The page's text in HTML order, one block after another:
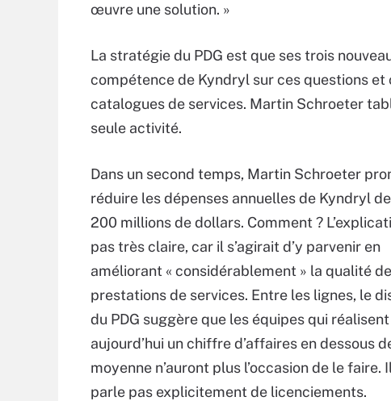
œuvre une solution. »
La stratégie du PDG est que ses trois
compétence de Kyndryl sur ces questions
catalogues de services. Martin Schroeter
seule activité.
Dans un second temps, Martin Schroeter
réduire les dépenses annuelles de Kyndryl de
200 millions de dollars. Comment ?
pas très claire, car il s’agirait d’y parvenir en
améliorant « considérablement » la qualité
prestations de services. Entre les lignes, le
du PDG suggère que les équipes qui réalisent
aujourd’hui un chiffre d’affaires en dessous
moyenne n’auront plus l’occasion de le faire.
parle pas explicitement de licenciements.